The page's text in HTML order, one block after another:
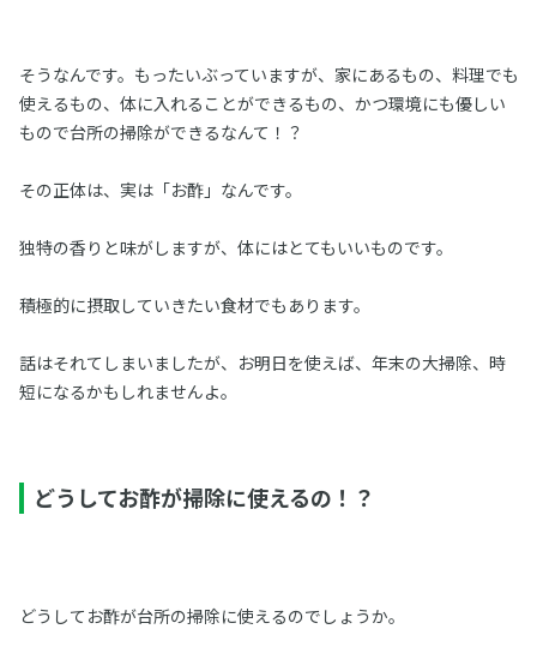
そうなんです。もったいぶっていますが、家にあるもの、料理でも
使えるもの、体に入れることができるもの、かつ環境にも優しい
もので台所の掃除ができるなんて！？
その正体は、実は「お酢」なんです。
独特の香りと味がしますが、体にはとてもいいものです。
積極的に摂取していきたい食材でもあります。
話はそれてしまいましたが、お明日を使えば、年末の大掃除、時
短になるかもしれませんよ。
どうしてお酢が掃除に使えるの！？
どうしてお酢が台所の掃除に使えるのでしょうか。